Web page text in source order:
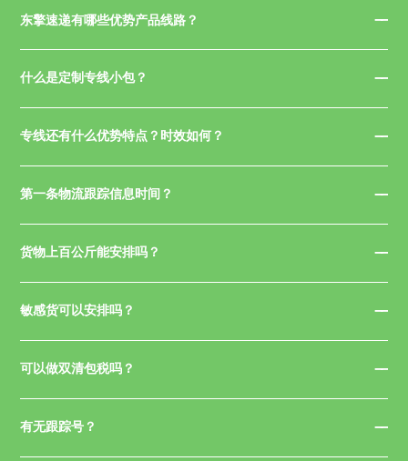
东擎速递有哪些优势产品线路？
什么是定制专线小包？
专线还有什么优势特点？时效如何？
第一条物流跟踪信息时间？
货物上百公斤能安排吗？
敏感货可以安排吗？
可以做双清包税吗？
有无跟踪号？